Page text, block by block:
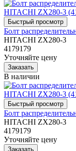
Болт
HITACHI ZX280-3
4179179
Уточняйте цену
В наличии
Болт
HITACHI ZX280-3
4179179
Уточняйте цену